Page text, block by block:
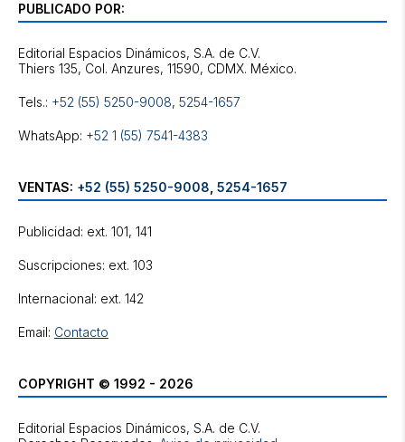
PUBLICADO POR:
Editorial Espacios Dinámicos, S.A. de C.V.
Tels.: +52 (55) 5250-9008, 5254-1657
WhatsApp: +52 1 (55) 7541-4383
VENTAS: +52 (55) 5250-9008 5254-1657
Publicidad: ext. 101, 141
Suscripciones: ext. 103
Internacional: ext. 142
Email: Contacto
COPYRIGHT © 1992 - 2026
Editorial Espacios Dinámicos, S.A. de C.V.